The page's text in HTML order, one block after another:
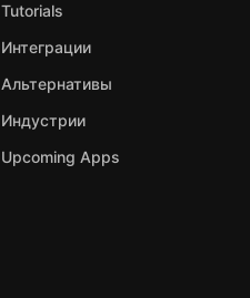
Tutorials
Интеграции
Альтернативы
Индустрии
Upcoming Apps